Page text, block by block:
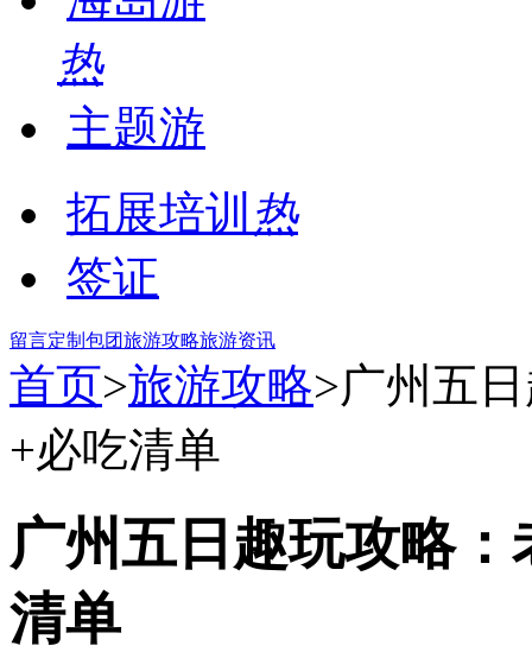
热
主题游
拓展培训 热
签证
留言定制包团旅游攻略旅游资讯
首页>旅游攻略>广州五
+必吃清单
广州五日趣玩攻略
清单